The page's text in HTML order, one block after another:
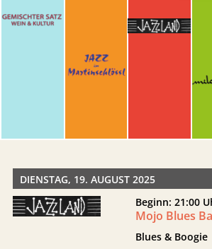
DIENSTAG, 19. AUGUST 2025
Beginn: 21:00
Mojo Blues
Blues & Boogie